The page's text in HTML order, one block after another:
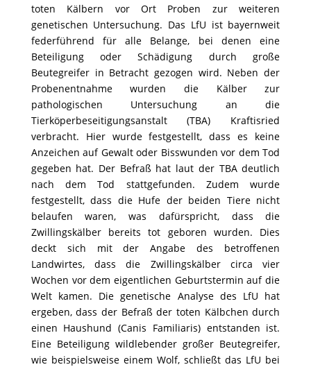
toten Kälbern vor Ort Proben zur weiteren
genetischen Untersuchung. Das LfU ist bayernweit
federführend für alle Belange, bei denen eine
Beteiligung oder Schädigung durch große
Beutegreifer in Betracht gezogen wird. Neben der
Probenentnahme wurden die Kälber zur
pathologischen Untersuchung an die
Tierköperbeseitigungsanstalt (TBA) Kraftisried
verbracht. Hier wurde festgestellt, dass es keine
Anzeichen auf Gewalt oder Bisswunden vor dem Tod
gegeben hat. Der Befraß hat laut der TBA deutlich
nach dem Tod stattgefunden. Zudem wurde
festgestellt, dass die Hufe der beiden Tiere nicht
belaufen waren, was dafürspricht, dass die
Zwillingskälber bereits tot geboren wurden. Dies
deckt sich mit der Angabe des betroffenen
Landwirtes, dass die Zwillingskälber circa vier
Wochen vor dem eigentlichen Geburtstermin auf die
Welt kamen. Die genetische Analyse des LfU hat
ergeben, dass der Befraß der toten Kälbchen durch
einen Haushund (Canis Familiaris) entstanden ist.
Eine Beteiligung wildlebender großer Beutegreifer,
wie beispielsweise einem Wolf, schließt das LfU bei